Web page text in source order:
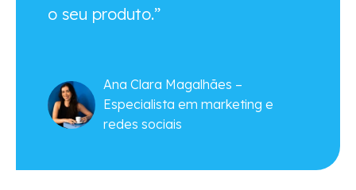
o seu produto.”
Ana Clara Magalhães –
Especialista em marketing e
redes sociais